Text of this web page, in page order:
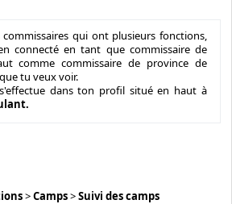
commissaires qui ont plusieurs fonctions,
connecté en tant que commissaire de
comme commissaire de province de
tu veux voir.
dans ton profil situé en haut à
>Camps>Suivi des camps